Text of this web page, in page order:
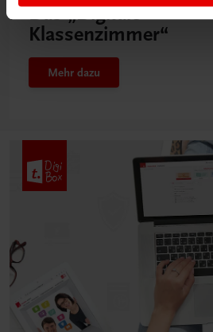
Das „Digitale
Klassenzimmer“
Mehr dazu